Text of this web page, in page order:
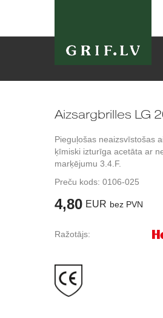
Aizsargbrilles LG
Pieguļošas neaizsvīstošas
ķīmiski izturīga acetāta ar
marķējumu 3.4.F.
Preču kods: 0106-025
4,80 EUR bez PVN
Ražotājs: